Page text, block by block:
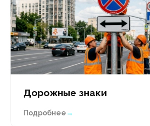
Дорожные знаки
Подробнее→